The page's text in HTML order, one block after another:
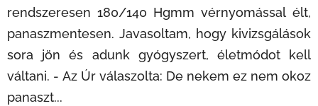
rendszeresen 180/140 Hgmm vérnyomással élt,
panaszmentesen. Javasoltam, hogy kivizsgálások
sora jön és adunk gyógyszert, életmódot kell
váltani. - Az Úr válaszolta: De nekem ez nem okoz
panaszt...